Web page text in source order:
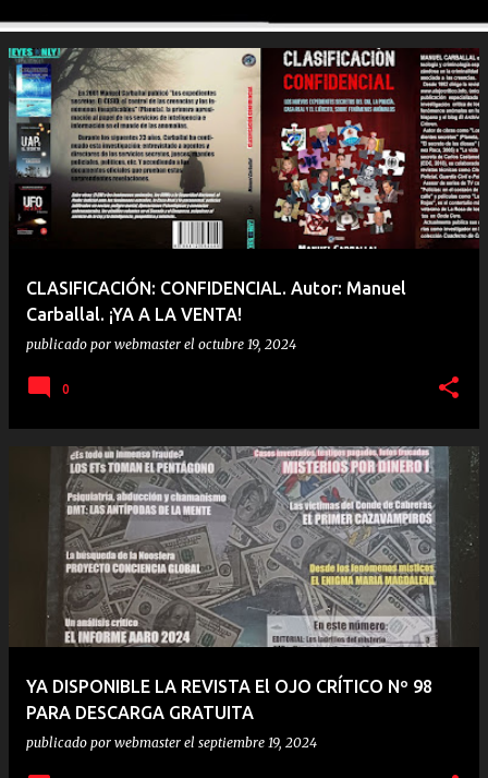
CLASIFICACIÓN: CONFIDENCIAL. Autor: Manuel
Carballal. ¡YA A LA VENTA!
publicado por webmaster el octubre 19, 2024
0
YA DISPONIBLE LA REVISTA El OJO CRÍTICO Nº 98
PARA DESCARGA GRATUITA
publicado por webmaster el septiembre 19, 2024